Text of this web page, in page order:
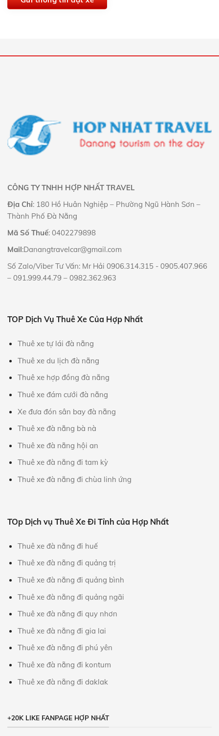
CÔNG TY TNHH HỢP NHẤT TRAVEL
Địa Chỉ: 180 Hồ Huân Nghiệp – Phường Ngũ Hành Sơn –
Thành Phố Đà Nẵng
Mã Số Thuế: 0402279898
Mail:Danangtravelcar@gmail.com
Số Zalo/Viber Tư Vấn: Mr Hải 0906.314.315 - 0905.407.966
– 091.999.44.79 – 0982.362.963
TOP Dịch Vụ Thuê Xe Của Hợp Nhất
Thuê xe tự lái đà nẵng
Thuê xe du lịch đà nẵng
Thuê xe hợp đồng đà nẵng
Thuê xe đám cưới đà nẵng
Xe đưa đón sân bay đà nẵng
Thuê xe đà nẵng bà nà
Thuê xe đà nẵng hội an
Thuê xe đà nẵng đi tam kỳ
Thuê xe đà nẵng đi chùa linh ứng
TOp Dịch vụ Thuê Xe Đi Tỉnh của Hợp Nhất
Thuê xe đà nẵng đi huế
Thuê xe đà nẵng đi quảng trị
Thuê xe đà nẵng đi quảng bình
Thuê xe đà nẵng đi quảng ngãi
Thuê xe đà nẵng đi quy nhơn
Thuê xe đà nẵng đi gia lai
Thuê xe đà nẵng đi phú yên
Thuê xe đà nẵng đi kontum
Thuê xe đà nẵng đi daklak
+20K LIKE FANPAGE HỢP NHẤT